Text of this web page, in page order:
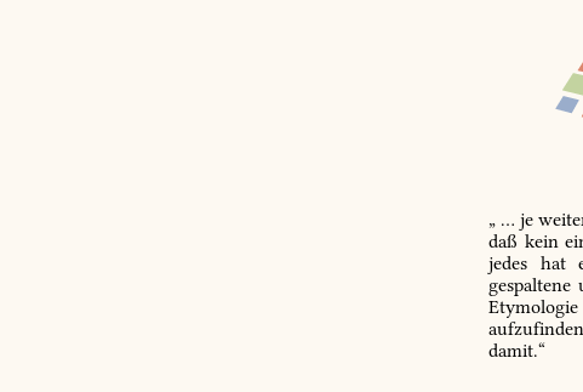
„ … je
daß kein
jedes hat
gespaltene
damit.“